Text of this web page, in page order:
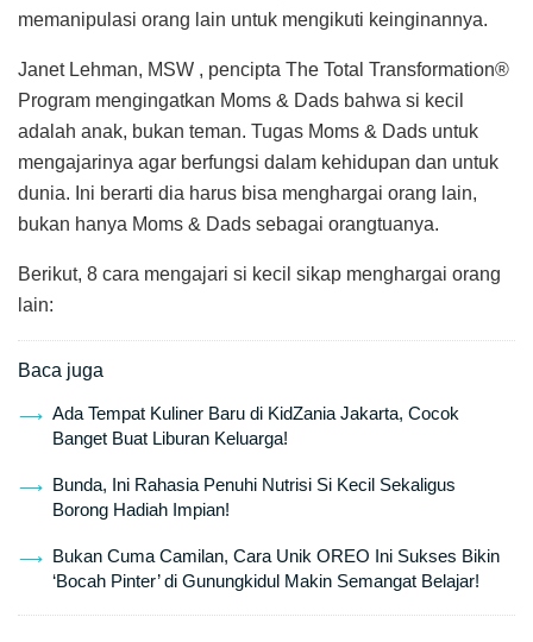
memanipulasi orang lain untuk mengikuti keinginannya.
Janet Lehman, MSW , pencipta The Total Transformation®
Program mengingatkan Moms & Dads bahwa si kecil
adalah anak, bukan teman. Tugas Moms & Dads untuk
mengajarinya agar berfungsi dalam kehidupan dan untuk
dunia. Ini berarti dia harus bisa menghargai orang lain,
bukan hanya Moms & Dads sebagai orangtuanya.
Berikut, 8 cara mengajari si kecil sikap menghargai orang
lain:
Baca juga
Ada Tempat Kuliner Baru di KidZania Jakarta, Cocok
Banget Buat Liburan Keluarga!
Bunda, Ini Rahasia Penuhi Nutrisi Si Kecil Sekaligus
Borong Hadiah Impian!
Bukan Cuma Camilan, Cara Unik OREO Ini Sukses Bikin
‘Bocah Pinter’ di Gunungkidul Makin Semangat Belajar!